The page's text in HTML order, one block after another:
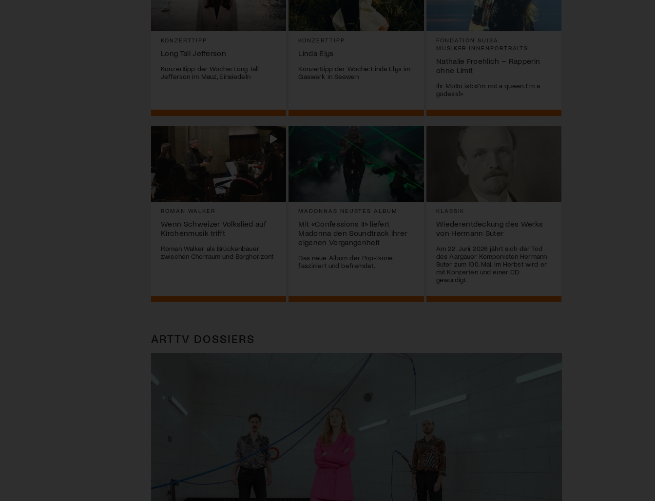
KONZERTTIPP
Long Tall Jefferson
Konzerttipp der Woche: Long Tall
Jefferson im Mauz, Einsiedeln
KONZERTTIPP
Linda Elys
Konzerttipp der Woche: Linda Elys im
Gaswerk in Seewen
FONDATION SUISA
MUSIKER:INNENPORTRAITS
Nathalie Froehlich – Rapperin
ohne Limit
Ihr Motto ist: «I’m not a queen. I’m a
godess!»
ROMAN WALKER
Wenn Schweizer Volkslied auf
Kirchenmusik trifft
Roman Walker als Brückenbauer
zwischen Chorraum und Berghorizont
MADONNAS NEUSTES ALBUM
Mit «Confessions II» liefert
Madonna den Soundtrack ihrer
eigenen Vergangenheit
Das neue Album der Pop-Ikone
fasziniert und befremdet.
KLASSIK
Wiederentdeckung des Werks
von Hermann Suter
Am 22. Juni 2026 jährt sich der Tod
des Aargauer Komponisten Hermann
Suter zum 100. Mal. Im Herbst wird er
mit Konzerten und einer CD
gewürdigt.
ARTTV DOSSIERS